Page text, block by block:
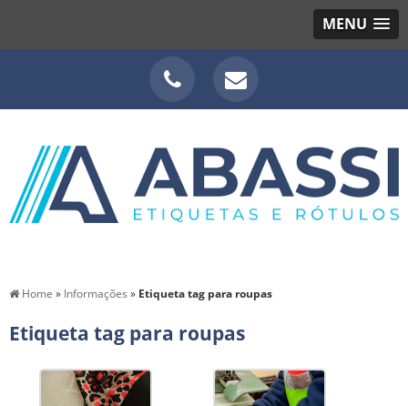
MENU
Home » Informações » Etiqueta tag para roupas
Etiqueta tag para roupas